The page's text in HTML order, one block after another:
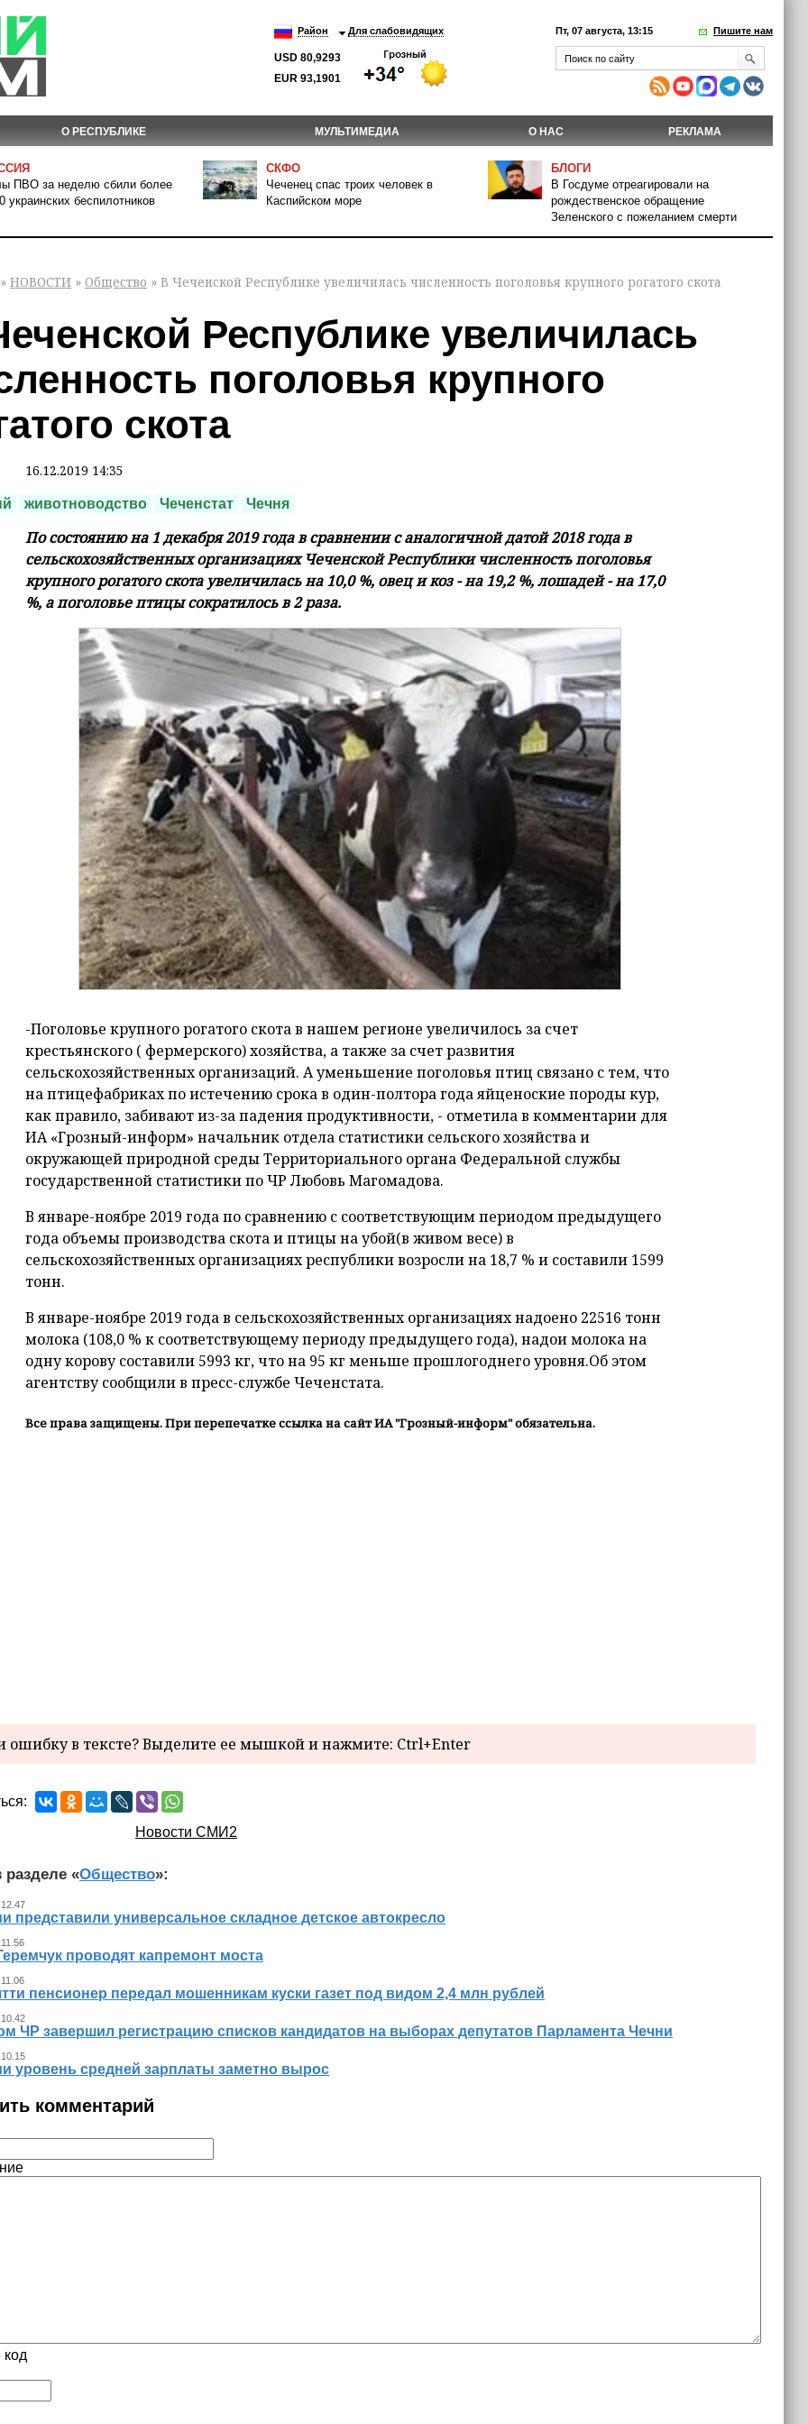
Район Для слабовидящих
USD 80,9293
EUR 93,1901
Пт, 07 августа, 13:15 Пишите нам
О РЕСПУБЛИКЕ МУЛЬТИМЕДИА О НАС РЕКЛАМА
ПВО за неделю сбили более
украинских беспилотников
СКФО
Чеченец спас троих человек в
Каспийском море
БЛОГИ
В Госдуме отреагировали на
рождественское обращение
Зеленского с пожеланием смерти
» НОВОСТИ » Общество » В Чеченской Республике увеличилась численность поголовья крупного рогатого скота
Республике увеличилась
поголовья крупного
скота
16.12.2019 14:35
животноводство Чеченстат Чечня
По состоянию на 1 декабря 2019 года в сравнении с аналогичной датой 2018 года в
сельскохозяйственных организациях Чеченской Республики численность поголовья
крупного рогатого скота увеличилась на 10,0 %, овец и коз - на 19,2 %, лошадей - на 17,0
%, а поголовье птицы сократилось в 2 раза.
-Поголовье крупного рогатого скота в нашем регионе увеличилось за счет
крестьянского ( фермерского) хозяйства, а также за счет развития
сельскохозяйственных организаций. А уменьшение поголовья птиц связано с тем, что
на птицефабриках по истечению срока в один-полтора года яйценоские породы кур,
как правило, забивают из-за падения продуктивности, - отметила в комментарии для
ИА «Грозный-информ» начальник отдела статистики сельского хозяйства и
окружающей природной среды Территориального органа Федеральной службы
государственной статистики по ЧР Любовь Магомадова.
В январе-ноябре 2019 года по сравнению с соответствующим периодом предыдущего
года объемы производства скота и птицы на убой(в живом весе) в
сельскохозяйственных организациях республики возросли на 18,7 % и составили 1599
тонн.
В январе-ноябре 2019 года в сельскохозяйственных организациях надоено 22516 тонн
молока (108,0 % к соответствующему периоду предыдущего года), надои молока на
одну корову составили 5993 кг, что на 95 кг меньше прошлогоднего уровня.Об этом
агентству сообщили в пресс-службе Чеченстата.
Все права защищены. При перепечатке ссылка на сайт ИА "Грозный-информ" обязательна.
в тексте? Выделите ее мышкой и нажмите: Ctrl+Enter
Новости СМИ2
разделе «Общество»:
представили универсальное складное детское автокресло
проводят капремонт моста
пенсионер передал мошенникам куски газет под видом 2,4 млн рублей
ЧР завершил регистрацию списков кандидатов на выборах депутатов Парламента Чечни
уровень средней зарплаты заметно вырос
комментарий
код